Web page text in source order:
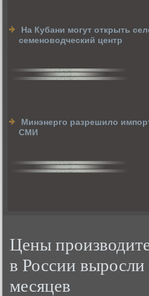
На Кубани могут открыть
семеноводческий центр
Минэнерго разрешило
СМИ
Цены
в России выросли
месяцев